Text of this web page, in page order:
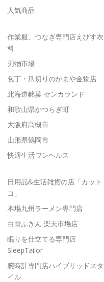
人気商品
作業服、つなぎ専門店えびす衣
料
刃物市場
包丁・爪切りのかまや金物店
北海道銘菓 センカランド
和歌山県かつらぎ町
大阪府高槻市
山形県鶴岡市
快適生活ワンヘルス
日用品&生活雑貨の店「カット
コ」
本場九州ラーメン専門店
白雪ふきん 楽天市場店
眠りを仕立てる専門店
SleepTailor
腕時計専門店ハイブリッドスタ
イル